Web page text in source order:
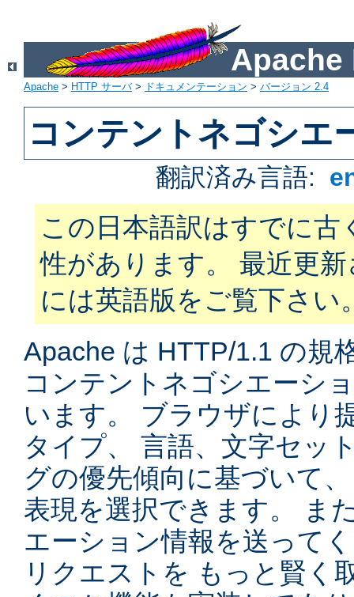
Apache
Apache > HTTP サーバ> ドキュメンテーション > バージョン 2.4
コンテントネゴシエ
翻訳済み言語:
この日本語訳はすでに古
性があります。 最近更
には英語版をご覧下さい
Apache は HTTP/1.1 の規
コンテントネゴシエーシ
います。 ブラウザにより
タイプ、 言語、文字セッ
グの優先傾向に基づいて
表現を選択できます。 ま
エーション情報を送って
リクエストを もっと賢く